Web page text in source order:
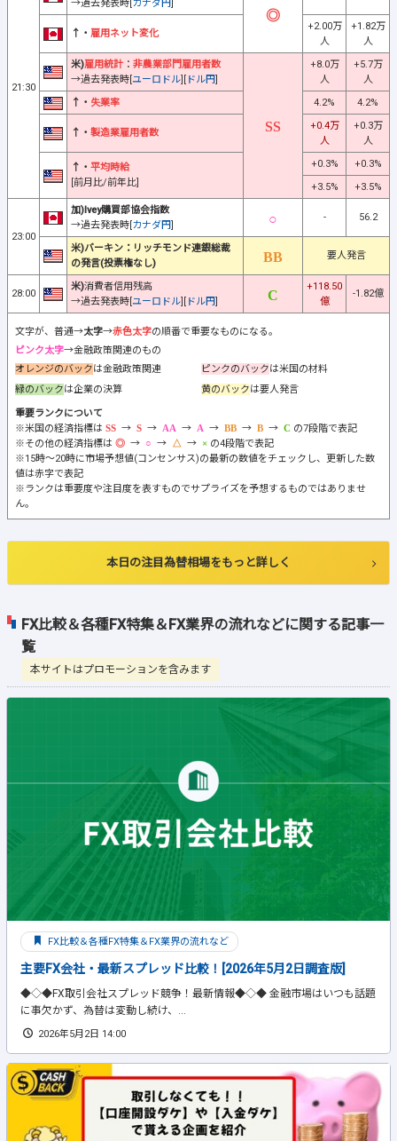
FX比較＆各種FX特集＆FX業界の流れなどに関する記事一
覧
本サイトはプロモーションを含みます
FX比較＆各種FX特集＆FX業界の流れなど
主要FX会社・最新スプレッド比較！[2026年5月2日調査版]
◆◇◆FX取引会社スプレッド競争！最新情報◆◇◆ 金融市場はいつも話題
に事欠かず、為替は変動し続け、...
2026年5月2日 14:00
21:30
→過去発表時[カナダ円]
↑・ 雇用ネット変化
+2.00万
人
+1.82万
人
米)雇用統計 ： 非農業部門雇用者数
→過去発表時[ユーロドル][ ドル円]
+8.0万
人
+5.7万
人
↑・ 失業率 4.2% 4.2%
↑・ 製造業雇用者数
+0.4万
人
+0.3万
人
↑・ 平均時給
[前月比/前年比]
+0.3%
+0.3%
+3.5%
+3.5%
23:00
加)Ivey購買部協会指数
→過去発表時[カナダ円]
- 56.2
米)バーキン：リッチモンド連銀総裁
の発言(投票権なし)
要人発言
28:00
米)消費者信用残高
→過去発表時[ユーロドル][ ドル円]
+118.50
億
-1.82億
文字が、普通→太字→赤色太字の順番で重要なものになる。
ピンク太字→金融政策関連のもの
オレンジのバックは金融政策関連 ピンクのバックは米国の材料
緑のバックは企業の決算 黄のバックは要人発言
重要ランクについて
※米国の経済指標は
→ → → → → →
の7段階で表記
※その他の経済指標は
→ → →
の4段階で表記
※15時～20時に市場予想値(コンセンサス)の最新の数値をチェックし、更新した数
値は赤字で表記
※ランクは重要度や注目度を表すものでサプライズを予想するものではありませ
ん。
本日の注目為替相場をもっと詳しく